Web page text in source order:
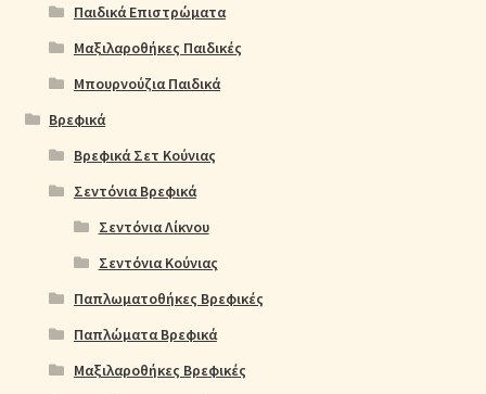
Παιδικά Επιστρώματα
Μαξιλαροθήκες Παιδικές
Μπουρνούζια Παιδικά
Βρεφικά
Βρεφικά Σετ Κούνιας
Σεντόνια Βρεφικά
Σεντόνια Λίκνου
Σεντόνια Κούνιας
Παπλωματοθήκες Βρεφικές
Παπλώματα Βρεφικά
Μαξιλαροθήκες Βρεφικές